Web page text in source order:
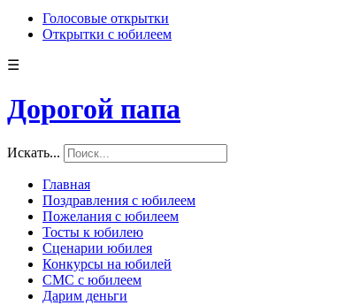
Голосовые открытки
Открытки с юбилеем
☰
Дорогой папа
Искать...
Главная
Поздравления с юбилеем
Пожелания с юбилеем
Тосты к юбилею
Сценарии юбилея
Конкурсы на юбилей
СМС с юбилеем
Дарим деньги